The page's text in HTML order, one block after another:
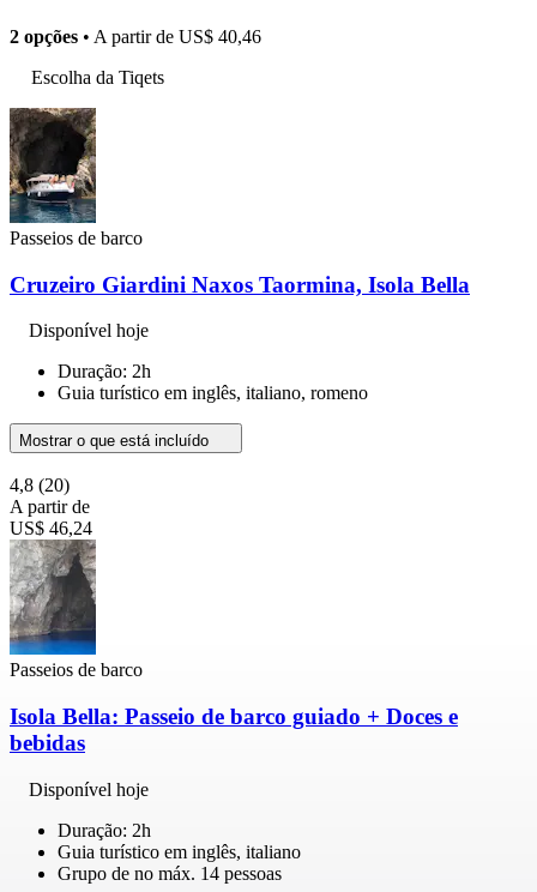
2 opções • A partir de US$ 40,46
Escolha da Tiqets
Passeios de barco
Cruzeiro Giardini Naxos Taormina, Isola Bella
Disponível hoje
Duração: 2h
Guia turístico em inglês, italiano, romeno
Mostrar o que está incluído
4,8 (20)
A partir de
US$ 46,24
Passeios de barco
Isola Bella: Passeio de barco guiado + Doces e
bebidas
Disponível hoje
Duração: 2h
Guia turístico em inglês, italiano
Grupo de no máx. 14 pessoas